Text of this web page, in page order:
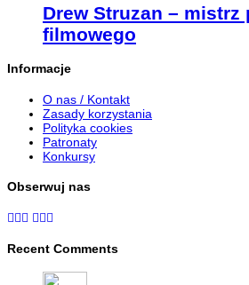
Drew Struzan – mistrz
filmowego
Informacje
O nas / Kontakt
Zasady korzystania
Polityka cookies
Patronaty
Konkursy
Obserwuj nas
Recent Comments